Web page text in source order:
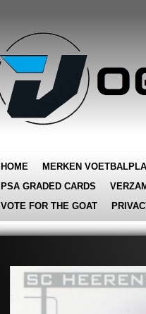
HOME MERKEN
PSA GRADED CARDS
VOTE FOR THE GOAT